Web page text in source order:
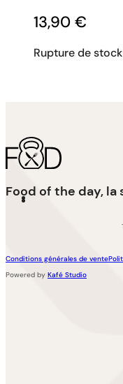
13,90 €
Rupture de stock
Food of the day, la
Conditions générales de vente
Powered by Kafé Studio